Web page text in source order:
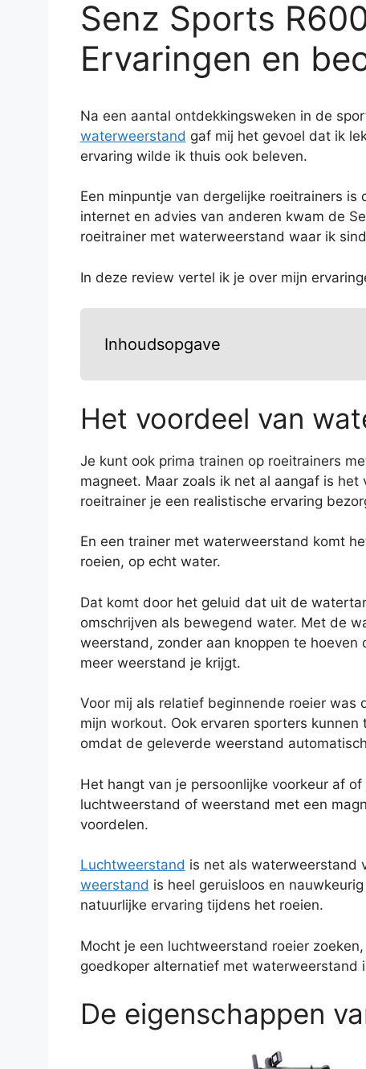
Senz Sports
Ervaringen en
Na een aantal ontdekkingsweken in de
waterweerstand gaf mij het gevoel dat ik
ervaring wilde ik thuis ook beleven.
Een minpuntje van dergelijke roeitrainers
internet en advies van anderen kwam de
roeitrainer met waterweerstand waar ik
In deze review vertel ik je over mijn
Inhoudsopgave
Het voordeel van
Je kunt ook prima trainen op roeitrainers
magneet. Maar zoals ik net al aangaf is
roeitrainer je een realistische ervaring
En een trainer met waterweerstand komt
roeien, op echt water.
Dat komt door het geluid dat uit de
omschrijven als bewegend water. Met de
weerstand, zonder aan knoppen te hoeven
meer weerstand je krijgt.
Voor mij als relatief beginnende roeier
mijn workout. Ook ervaren sporters
omdat de geleverde weerstand
Het hangt van je persoonlijke voorkeur af
luchtweerstand of weerstand met een
voordelen.
Luchtweerstand is net als waterweerstand
weerstand is heel geruisloos en
natuurlijke ervaring tijdens het roeien.
Mocht je een luchtweerstand roeier
goedkoper alternatief met waterweerstand
De eigenschappen